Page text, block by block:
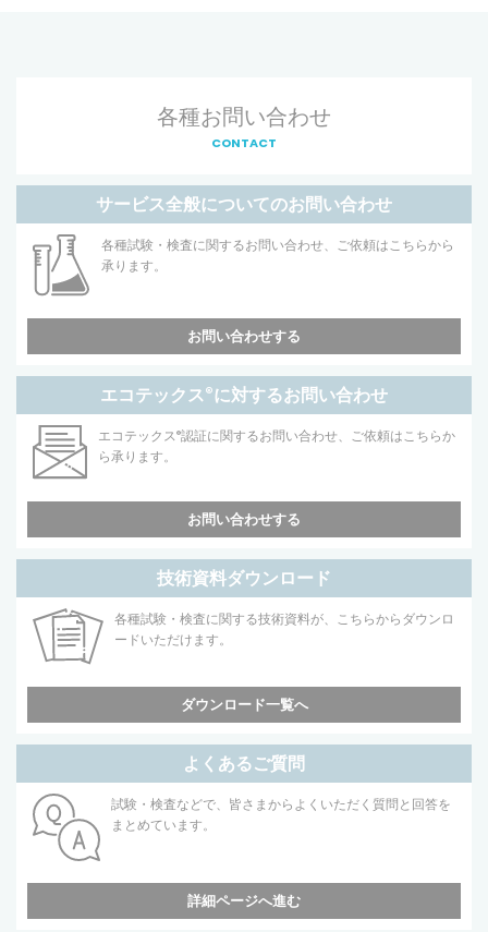
各種お問い合わせ
CONTACT
サービス全般についてのお問い合わせ
各種試験・検査に関するお問い合わせ、ご依頼はこちらから
承ります。
お問い合わせする
エコテックス®に対するお問い合わせ
エコテックス®認証に関するお問い合わせ、ご依頼はこちらか
ら承ります。
お問い合わせする
技術資料ダウンロード
各種試験・検査に関する技術資料が、こちらからダウンロ
ードいただけます。
ダウンロード一覧へ
よくあるご質問
試験・検査などで、皆さまからよくいただく質問と回答を
まとめています。
詳細ページへ進む